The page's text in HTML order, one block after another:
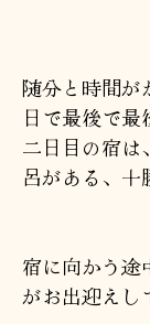
随分と時間が
日で最後で最
二日目の宿
呂がある、十
宿に向かう途
がお出迎えし